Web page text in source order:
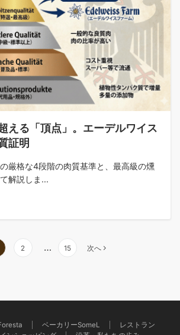
える「頂点」。エーデルワイス
証明
厳格な4段階の肉質基準と、最高級の燻
解説しま...
2 … 15 次へ
ベーカリーSomeL
レストラン